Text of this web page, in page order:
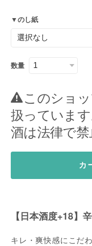
▼のし紙
数量
このショ
扱っていま
酒は法律で禁
カ
【日本酒度+18】
キレ・爽快感にこだ